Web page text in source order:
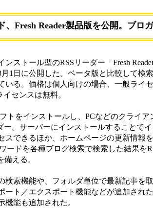
、Fresh Reader製品版を公開。ブロ
ストール型のRSSリーダー「Fresh
1日に公開した。ベータ版と比較して検
いる。価格は個人向けの場合、一般ライ
センスは無料。
トをインストールし、PCなどのクライア
ー。サーバーにインストールすることで
スできるほか、ホームページの更新情報
ードを各種ブログ検索で検索した結果を
備える。
索機能や、フォルダ単位で最新記事を
ート／エクスポート機能などが追加され
機能も追加された。